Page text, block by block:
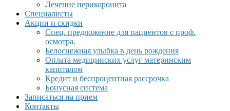
Лечение перикоронита
Специалисты
Акции и скидки
Спец. предложение для пациентов с проф.
осмотра.
Белоснежная улыбка в день рождения
Оплата медицинских услуг материнским
капиталом
Кредит и беспроцентная рассрочка
Бонусная система
Записаться на прием
Контакты